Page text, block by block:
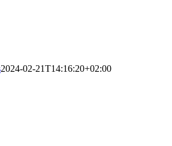
2024-02-21T14:16:20+02:00